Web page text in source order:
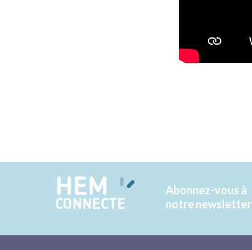
HEM
CONNECTE
Abonnez-vous à
notre newsletter